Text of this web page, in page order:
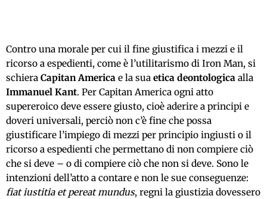
Contro una morale per cui il fine giustifica i mezzi e il
ricorso a espedienti, come è l’utilitarismo di Iron Man, si
schiera Capitan America e la sua etica deontologica alla
Immanuel Kant. Per Capitan America ogni atto
supereroico deve essere giusto, cioè aderire a principi e
doveri universali, perciò non c’è fine che possa
giustificare l’impiego di mezzi per principio ingiusti o il
ricorso a espedienti che permettano di non compiere ciò
che si deve – o di compiere ciò che non si deve. Sono le
intenzioni dell’atto a contare e non le sue conseguenze:
fiat iustitia et pereat mundus, regni la giustizia dovessero